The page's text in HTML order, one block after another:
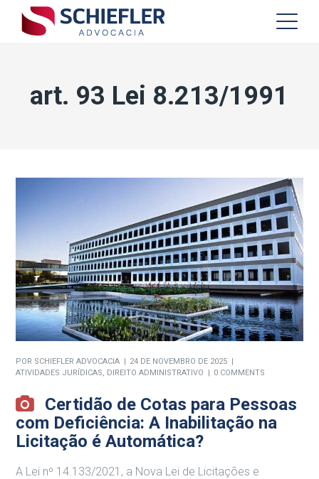
art. 93 Lei 8.213/1991
POR SCHIEFLER ADVOCACIA
24 DE NOVEMBRO DE 2025
ATIVIDADES JURÍDICAS
DIREITO ADMINISTRATIVO 0 COMMENTS
Certidão de Cotas para Pessoas
com Deficiência: A Inabilitação na
Licitação é Automática?
A Lei nº 14.133/2021, a Nova Lei de Licitações e